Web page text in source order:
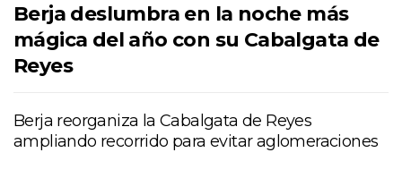
Berja deslumbra en la noche más
mágica del año con su Cabalgata de
Reyes
Berja reorganiza la Cabalgata de Reyes
ampliando recorrido para evitar aglomeraciones